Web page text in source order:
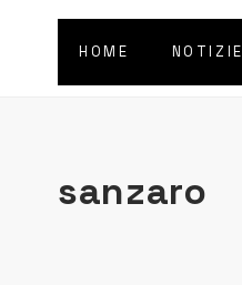
HOME NOTIZIE
sanzaro